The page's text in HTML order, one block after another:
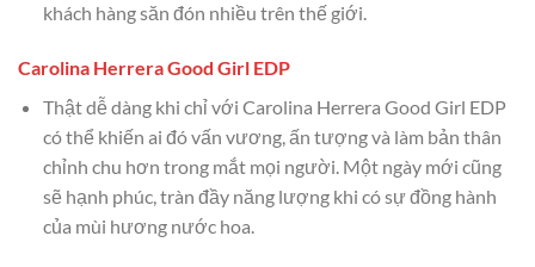
khách hàng săn đón nhiều trên thế giới.
Carolina Herrera Good Girl EDP
Thật dễ dàng khi chỉ với Carolina Herrera Good Girl EDP
có thể khiến ai đó vấn vương, ấn tượng và làm bản thân
chỉnh chu hơn trong mắt mọi người. Một ngày mới cũng
sẽ hạnh phúc, tràn đầy năng lượng khi có sự đồng hành
của mùi hương nước hoa.